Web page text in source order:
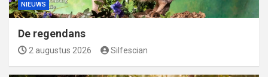
NIEUWS
De regendans
2 augustus 2026 Silfescian